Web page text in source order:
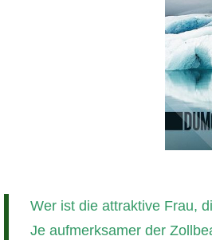
Wer ist die attraktive Frau,
Je aufmerksamer der